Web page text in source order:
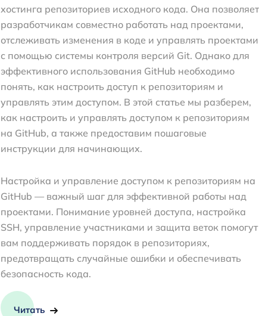
хостинга репозиториев исходного кода. Она позволяет
разработчикам совместно работать над проектами,
отслеживать изменения в коде и управлять проектами
с помощью системы контроля версий Git. Однако для
эффективного использования GitHub необходимо
понять, как настроить доступ к репозиториям и
управлять этим доступом. В этой статье мы разберем,
как настроить и управлять доступом к репозиториям
на GitHub, а также предоставим пошаговые
инструкции для начинающих.
Настройка и управление доступом к репозиториям на
GitHub — важный шаг для эффективной работы над
проектами. Понимание уровней доступа, настройка
SSH, управление участниками и защита веток помогут
вам поддерживать порядок в репозиториях,
предотвращать случайные ошибки и обеспечивать
безопасность кода.
Читать